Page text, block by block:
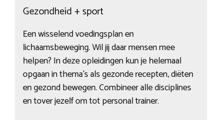
Gezondheid + sport
Een wisselend voedingsplan en
lichaamsbeweging. Wil jij daar mensen mee
helpen? In deze opleidingen kun je helemaal
opgaan in thema’s als gezonde recepten, diëten
en gezond bewegen. Combineer alle disciplines
en tover jezelf om tot personal trainer.